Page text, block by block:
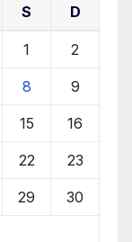
S D
1 2
8 9
15 16
22 23
29 30